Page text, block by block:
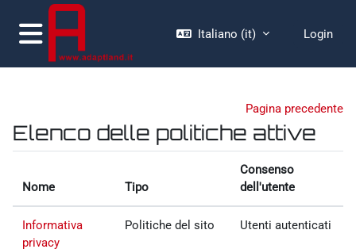
Vai al contenuto principale
Pannello laterale
Italiano ‎(it)‎ Login
Pagina precedente
Elenco delle politiche attive
Nome Tipo
Consenso
dell'utente
Informativa
privacy
Politiche del sito Utenti autenticati